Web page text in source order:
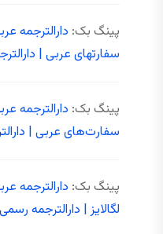
پینگ بک: دارالترجمه
سفارتهای عربی |
پینگ بک: دارالترجمه
سفارت‌های عربی |
پینگ بک: دارالترجمه
لگالایز | دارالترجمه